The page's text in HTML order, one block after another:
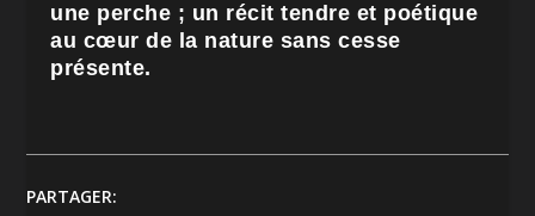
une perche ; un récit tendre et poétique
au cœur de la nature sans cesse
présente.
PARTAGER: